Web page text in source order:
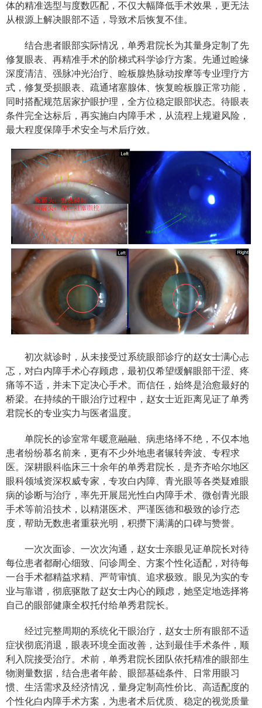
体的精准选型与度数匹配，不仅大幅降低手术效果，更无法
从根源上解决眼部不适，导致术后恢复不佳。
结合患者眼部实际情况，单秀君院长为其量身定制了先
修复眼表、再精准手术的阶梯式科学诊疗方案。先通过睑缘
深度清洁、强脉冲光治疗、睑板腺热脉动按摩等专业理疗方
式，修复受损眼表、疏通堵塞腺体、恢复睑板腺正常功能，
同时搭配规范居家护眼护理，全方位稳定眼部状态。待眼表
条件完全达标后，再实施白内障手术，从流程上规避风险，
最大程度保障手术安全与术后疗效。
初次就诊时，从未接受过系统眼部诊疗的赵女士满心忐
忑，对白内障手术心存顾虑，最初仅希望缓解眼部干涩、疼
痛等不适，并未下定决心手术。而信任，始终是治愈最好的
桥梁。在持续的干眼治疗过程中，赵女士近距离见证了单秀
君院长的专业实力与医者温度。
单院长的诊室常年暖意融融、病患络绎不绝，不仅本地
患者纷纷慕名前来，更有不少外地患者辗转奔波、专程求
医。深耕眼科临床三十余年的单秀君院长，是齐齐哈尔地区
眼科领域资深权威专家，专攻白内障、青光眼等各类疑难眼
病的诊断与治疗，率先开展屈光性白内障手术、微创青光眼
手术等前沿技术，以精湛医术、严谨医德和极致的诊疗态
度，帮助无数患者重获光明，积攒下满满的口碑与赞誉。
一次次面诊、一次次沟通，赵女士亲眼见证单院长对待
每位患者都耐心细致、问诊周全、方案个性化适配，对待每
一台手术都精益求精、严苛审慎、追求极致。眼见为实的专
业与靠谱，彻底驱散了赵女士内心的顾虑，她坚定地选择将
自己的眼部健康全权托付给单秀君院长。
经过完整周期的系统化干眼治疗，赵女士所有眼部不适
症状彻底消退，眼表环境全面改善，达到最佳手术条件，顺
利入院接受治疗。术前，单秀君院长团队依托精准的眼部生
物测量数据，结合患者年龄、眼部基础条件、日常用眼习
惯、生活需求及经济情况，量身定制高性价比、高适配度的
个性化白内障手术方案，为患者术后优质、稳定的视觉质量